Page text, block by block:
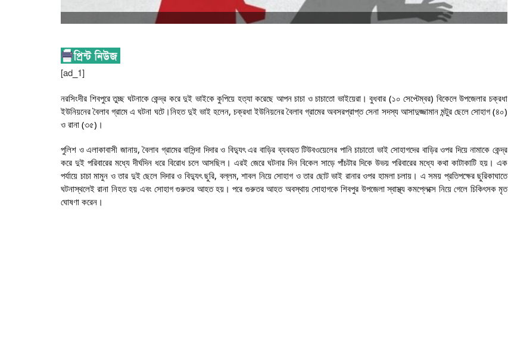
[ad_1]
নরসিংদীর শিবপুরে তুচ্ছ ঘটনাকে কেন্দ্র করে দুই ভাইকে কুপিয়ে হত্যা করেছে আপন চাচা ও চাচাতো ভাইয়েরা। বুধবার (১০ সেপ্টেম্বর) বিকেলে উপজেলার চক্রধা
ইউনিয়নের বৈলাব গ্রামে এ ঘটনা ঘটে।নিহত দুই ভাই হলেন, চক্রধা ইউনিয়নের বৈলাব গ্রামের অবসরপ্রাপ্ত সেনা সদস্য আসাদুজ্জামান মন্টুর ছেলে সোহাগ (৪০)
ও রানা (৩৫)।
পুলিশ ও এলাকাবাসী জানায়, বৈলাব গ্রামের বাসিন্দা দিদার ও বিদ্যুৎ এর বাড়ির ব্যবহৃত টিউবওয়েলের পানি চাচাতো ভাই সোহাগদের বাড়ির ওপর দিয়ে নামাকে কেন্দ্র
করে দুই পরিবারের মধ্যে দীর্ঘদিন ধরে বিরোধ চলে আসছিল। এরই জেরে ঘটনার দিন বিকেল সাড়ে পাঁচটার দিকে উভয় পরিবারের মধ্যে কথা কাটাকাটি হয়। এক
পর্যায়ে চাচা মামুন ও তার দুই ছেলে দিদার ও বিদ্যুৎ ছুরি, বল্লম, শাবল নিয়ে সোহাগ ও তার ছোট ভাই রানার ওপর হামলা চলায়। এ সময় প্রতিপক্ষের ছুরিকাঘাতে
ঘটনাস্থলেই রানা নিহত হয় এবং সোহাগ গুরুতর আহত হয়। পরে গুরুতর আহত অবস্থায় সোহাগকে শিবপুর উপজেলা স্বাস্থ্য কমপ্লেক্সে নিয়ে গেলে চিকিৎসক মৃত
ঘোষণা করেন।